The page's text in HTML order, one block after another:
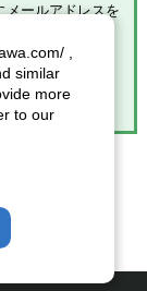
項に適用されま
員による事前承
のとし、会員
する通知には次
断した方法をと
ついても、同様
メールアドレスを
,
similar
more
to our